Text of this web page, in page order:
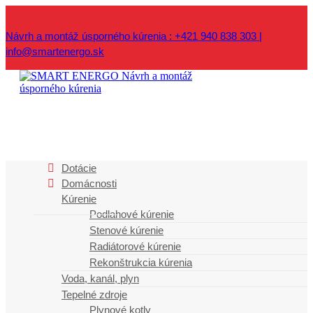
Návrh a montáž úsporného kúrenia : +421 940 838 303 |
info@smartenergo.sk
Dotácie
Domácnosti
Kúrenie
Podlahové kúrenie
Stenové kúrenie
Radiátorové kúrenie
Rekonštrukcia kúrenia
Voda, kanál, plyn
Tepelné zdroje
Plynové kotly
Najčítanejšie
LAST MINUTE NA PODLAHOVÉ KÚRENIE
Kúrenie v roku 2018
Tepelné čerpadlo v zime ohreje, v lete ochladí